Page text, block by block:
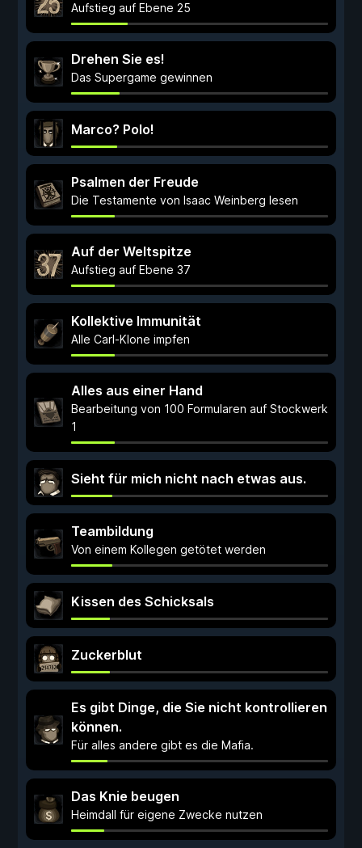
Aufstieg auf Ebene 25
Drehen Sie es!
Das Supergame gewinnen
Marco? Polo!
Psalmen der Freude
Die Testamente von Isaac Weinberg lesen
Auf der Weltspitze
Aufstieg auf Ebene 37
Kollektive Immunität
Alle Carl-Klone impfen
Alles aus einer Hand
Bearbeitung von 100 Formularen auf Stockwerk
1
Sieht für mich nicht nach etwas aus.
Teambildung
Von einem Kollegen getötet werden
Kissen des Schicksals
Zuckerblut
Es gibt Dinge, die Sie nicht kontrollieren
können.
Für alles andere gibt es die Mafia.
Das Knie beugen
Heimdall für eigene Zwecke nutzen